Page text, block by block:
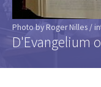
Photo by Roger Nilles /
D'Evangelium